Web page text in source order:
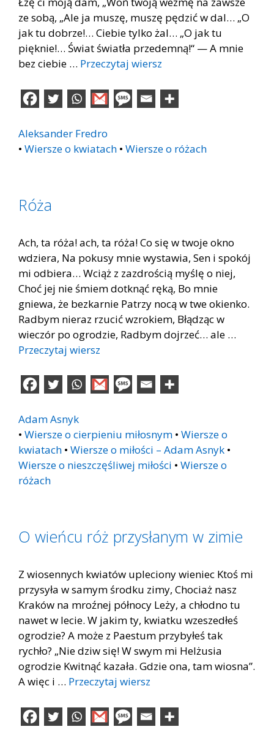
ze sobą, „Ale ja muszę, muszę pędzić w dal… „O
jak tu dobrze!… Ciebie tylko żal… „O jak tu
pięknie!… Świat światła przedemną!“ — A mnie
bez ciebie … Przeczytaj wiersz
Aleksander Fredro
• Wiersze o kwiatach • Wiersze o różach
Róża
Ach, ta róża! ach, ta róża! Co się w twoje okno
wdziera, Na pokusy mnie wystawia, Sen i spokój
mi odbiera… Wciąż z zazdrością myślę o niej,
Choć jej nie śmiem dotknąć ręką, Bo mnie
gniewa, że bezkarnie Patrzy nocą w twe okienko.
Radbym nieraz rzucić wzrokiem, Błądząc w
wieczór po ogrodzie, Radbym dojrzeć… ale …
Przeczytaj wiersz
Adam Asnyk
• Wiersze o cierpieniu miłosnym • Wiersze o
kwiatach • Wiersze o miłości – Adam Asnyk •
Wiersze o nieszczęśliwej miłości • Wiersze o
różach
O wieńcu róż przysłanym w zimie
Z wiosennych kwiatów upleciony wieniec Ktoś mi
przysyła w samym środku zimy, Chociaż nasz
Kraków na mroźnej północy Leży, a chłodno tu
nawet w lecie. W jakim ty, kwiatku wzeszedłeś
ogrodzie? A może z Paestum przybyłeś tak
rychło? „Nie dziw się! W swym mi Helżusia
ogrodzie Kwitnąć kazała. Gdzie ona, tam wiosna”.
A więc i … Przeczytaj wiersz